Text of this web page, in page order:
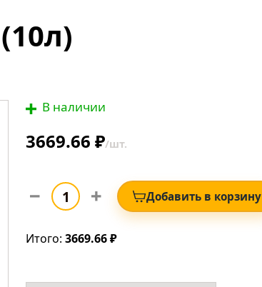
В наличии
3669.66 ₽/шт.
Добавить в корзину
Итого: 3669.66 ₽